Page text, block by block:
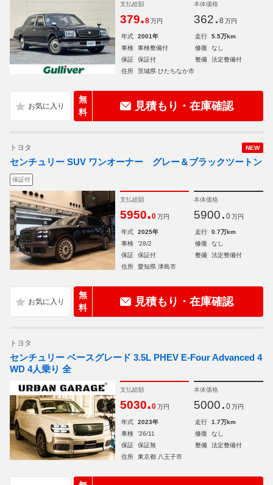
支払総額
379.8 万円
本体価格
362. 8 万円
年式 2001年 走行
5.5万km
車検
車検整備付 修復
なし
保証
保証付 整備
法定整備付
住所
茨城県 ひたちなか市
無
料
見積もり・在庫確認
NEW
トヨタ
センチュリー SUV ワンオーナー グレー＆ブラックツートン
保証付
支払総額
5950.0 万円
本体価格
5900. 0 万円
年式 2025年 走行
0.7万km
車検
'28/2 修復
なし
保証
保証付 整備
法定整備付
住所
愛知県 津島市
無
料
見積もり・在庫確認
トヨタ
センチュリー ベースグレード 3.5L PHEV E-Four Advanced 4
WD 4人乗り 全
支払総額
5030.0 万円
本体価格
5000. 0 万円
年式 2023年 走行
1.7万km
車検
'26/11 修復
なし
保証
保証無 整備
法定整備付
住所
東京都 八王子市